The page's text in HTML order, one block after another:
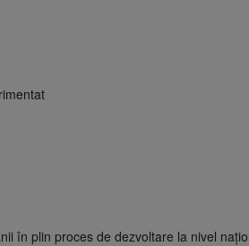
în plin proces de dezvoltare la nivel